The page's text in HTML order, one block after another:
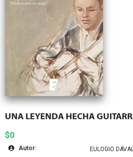
UNA LEYENDA HECHA
$0
Autor: EULOGIO